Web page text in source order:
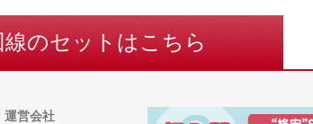
線のセットはこちら
運営会社